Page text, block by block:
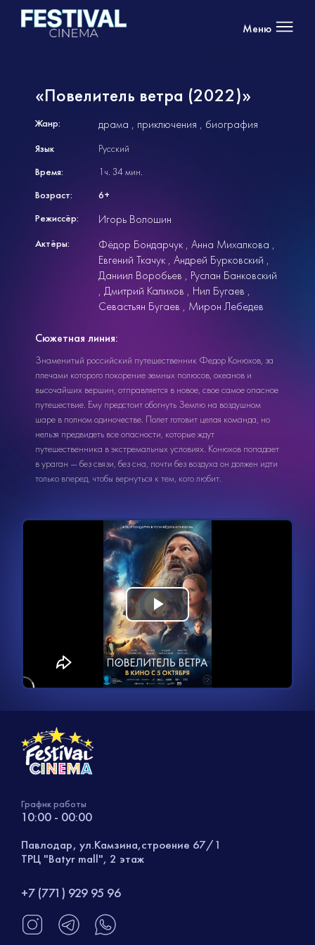
Меню
«Повелитель ветра (2022)»
Жанр: драма приключения биография
Язык
Русский
Время:
1ч. 34 мин.
Возраст:
6+
Режиссёр:
Игорь Волошин
Актёры: Фёдор Бондарчук Анна Михалкова
Евгений Ткачук Андрей Бурковский
Даниил Воробьев
Руслан Банковский
Дмитрий Калихов
Нил Бугаев
Севастьян Бугаев
Мирон Лебедев
Сюжетная линия:
Знаменитый российский путешественник Федор Конюхов, за
плечами которого покорение земных полюсов, океанов и
высочайших вершин, отправляется в новое, свое самое опасное
путешествие. Ему предстоит обогнуть Землю на воздушном
шаре в полном одиночестве. Полет готовит целая команда, но
нельзя предвидеть все опасности, которые ждут
путешественника в экстремальных условиях. Конюхов попадает
в ураган — без связи, без сна, почти без воздуха он должен идти
только вперед, чтобы вернуться к тем, кого любит.
Видеоплеер
загружается.
Воспроизвести
видео
График работы
10:00 - 00:00
Павлодар, ул.Камзина,строение 67/1
ТРЦ "Batyr mall", 2 этаж
+7 (771) 929 95 96